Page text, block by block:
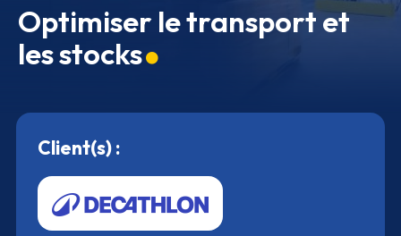
Optimiser le transport et
les stocks
Client(s) :